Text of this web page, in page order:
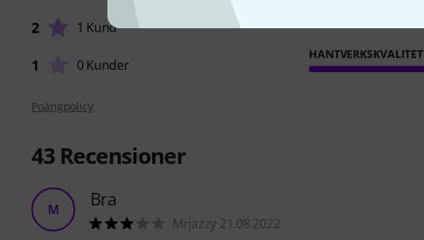
2 1 Kund
1 0 Kunder
HANTVERKSKVALITET
Poängpolicy
43 Recensioner
M Bra
Mrjazzy 21.08.2022